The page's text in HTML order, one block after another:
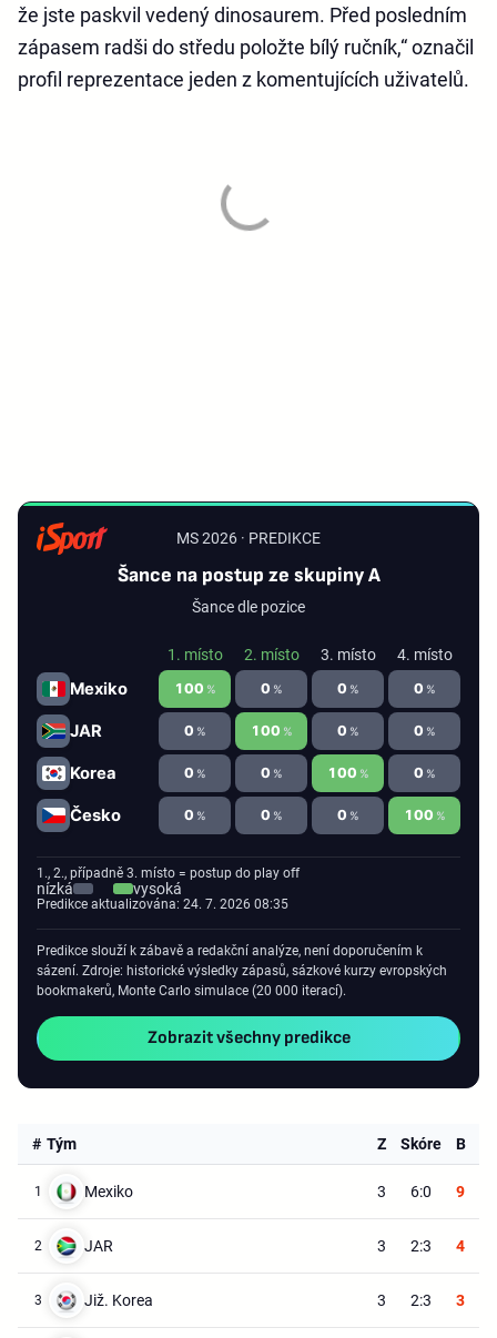
že jste paskvil vedený dinosaurem. Před posledním
zápasem radši do středu položte bílý ručník,“ označil
profil reprezentace jeden z komentujících uživatelů.
MS 2026 · PREDIKCE
Šance na postup ze skupiny A
Šance dle pozice
1. místo 2. místo 3. místo 4. místo
Mexiko 100 % 0 % 0 % 0 %
JAR 0 % 100 % 0 % 0 %
Korea 0 % 0 % 100 % 0 %
Česko 0 % 0 % 0 % 100 %
1., 2., případně 3. místo = postup do play off
nízká vysoká
Predikce aktualizována: 24. 7. 2026 08:35
Predikce slouží k zábavě a redakční analýze, není doporučením k
sázení. Zdroje: historické výsledky zápasů, sázkové kurzy evropských
bookmakerů, Monte Carlo simulace (20 000 iterací).
Zobrazit všechny predikce
# Tým Z Skóre B
1 Mexiko 3 6:0 9
2 JAR 3 2:3 4
3 Již. Korea 3 2:3 3